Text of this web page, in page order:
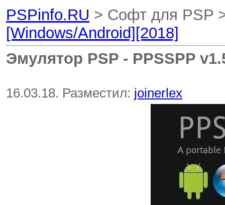
PSPinfo.RU > Софт для PSP
[Windows/Android][2018]
Эмулятор PSP - PPSSPP
16.03.18. Разместил: joinerlex